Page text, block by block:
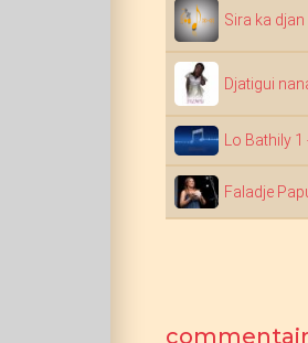
Sira ka djan
Djatigui
Lo Bathily
Faladje